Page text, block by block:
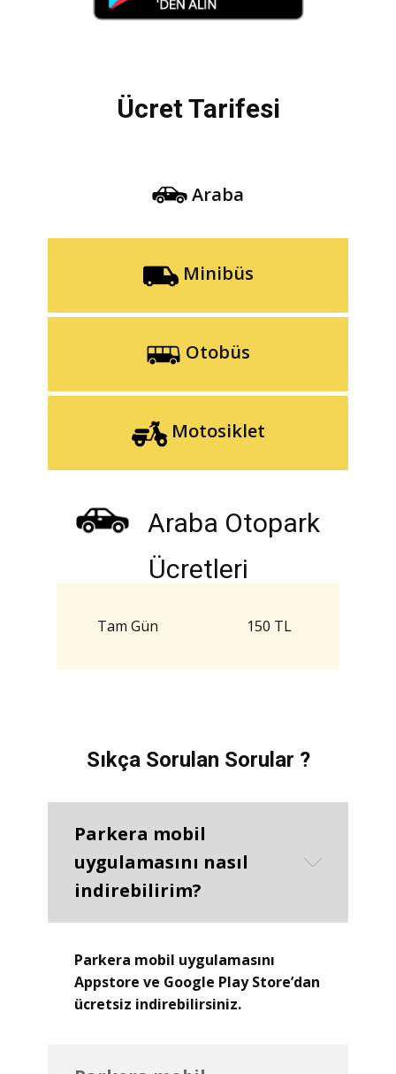
Ücret Tarifesi
Araba
Minibüs
Otobüs
Motosiklet
Araba Otopark
Ücretleri
Tam Gün 150 TL
Sıkça Sorulan Sorular ?
Parkera mobil
uygulamasını nasıl
indirebilirim?
Parkera mobil uygulamasını
Appstore ve Google Play Store’dan
ücretsiz indirebilirsiniz.